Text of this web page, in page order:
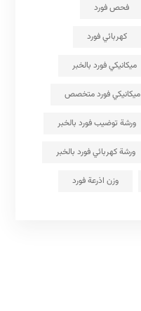
فحص فورد
كهربائي فورد
ميكانيكي فورد بالخبر
ميكانيكي فورد متخصص
ورشة توضيب فورد بالخبر
ورشة كهربائي فورد بالخبر
وزن اذرعة فورد